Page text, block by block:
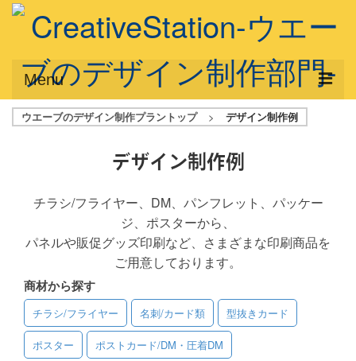
Menu
サービス概要
デザインプラン
フルデザイン
データ修正
写真からイラスト作成
デザイン制作例
ご利用料金
ウエーブのデザイン制作プラントップ > デザイン制作例
デザイン制作例
チラシ/フライヤー、DM、パンフレット、パッケー
ジ、ポスターから、
パネルや販促グッズ印刷など、さまざまな印刷商品を
ご用意しております。
商材から探す
チラシ/フライヤー 名刺/カード類 型抜きカード
ポスター ポストカード/DM・圧着DM